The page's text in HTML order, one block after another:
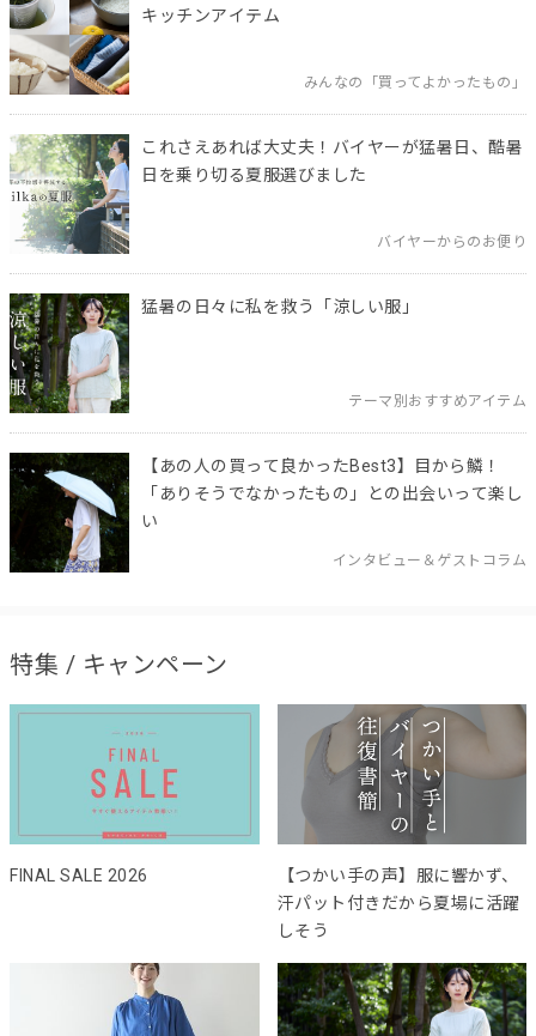
キッチンアイテム
みんなの「買ってよかったもの」
これさえあれば大丈夫！バイヤーが猛暑日、酷暑
日を乗り切る夏服選びました
バイヤーからのお便り
猛暑の日々に私を救う「涼しい服」
テーマ別おすすめアイテム
【あの人の買って良かったBest3】目から鱗！
「ありそうでなかったもの」との出会いって楽し
い
インタビュー＆ゲストコラム
特集 / キャンペーン
FINAL SALE 2026
【つかい手の声】服に響かず、
汗パット付きだから夏場に活躍
しそう